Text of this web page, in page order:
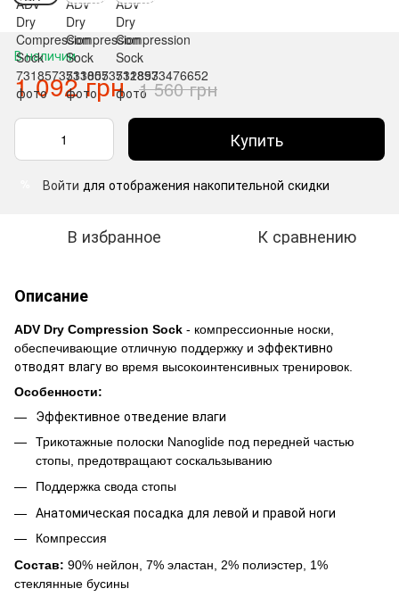
В наличии
1 092 грн 1 560 грн
Купить
Войти для отображения накопительной скидки
В избранное К сравнению
Описание
ADV Dry Compression Sock - компрессионные носки,
обеспечивающие отличную поддержку и эффективно
отводят влагу во время высокоинтенсивных тренировок.
Особенности:
Эффективное отведение влаги
Трикотажные полоски Nanoglide под передней частью
стопы, предотвращают соскальзыванию
Поддержка свода стопы
Анатомическая посадка для левой и правой ноги
Компрессия
Состав: 90% нейлон, 7% эластан, 2% полиэстер, 1%
стеклянные бусины